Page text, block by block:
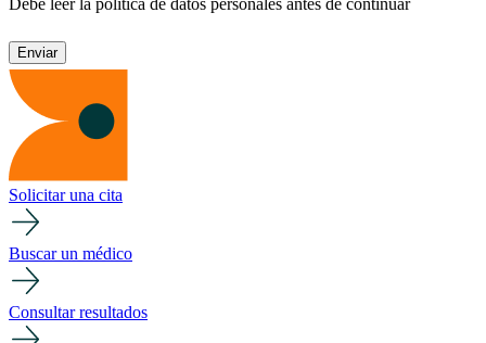
Debe leer la política de datos personales antes de continuar
Solicitar una cita
Buscar un médico
Consultar resultados